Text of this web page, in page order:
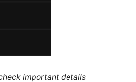
important details